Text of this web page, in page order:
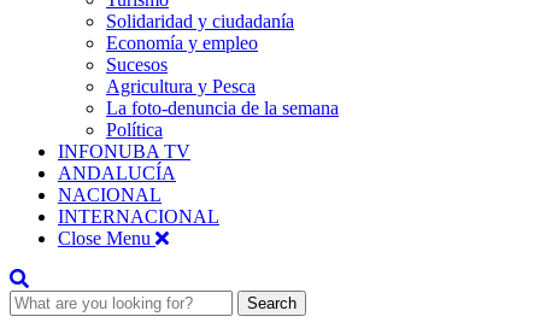
Solidaridad y ciudadanía
Economía y empleo
Sucesos
Agricultura y Pesca
La foto-denuncia de la semana
Política
INFONUBA TV
ANDALUCÍA
NACIONAL
INTERNACIONAL
Close Menu
Search
for: